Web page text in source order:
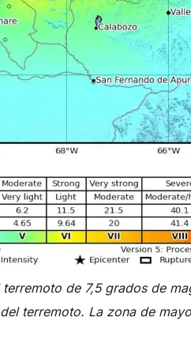
de 7,5 grados de
terremoto. La zona de